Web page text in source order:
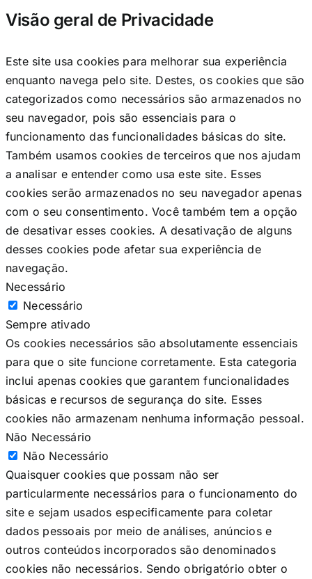
Visão geral de Privacidade
Este site usa cookies para melhorar sua experiência
enquanto navega pelo site. Destes, os cookies que são
categorizados como necessários são armazenados no
seu navegador, pois são essenciais para o
funcionamento das funcionalidades básicas do site.
Também usamos cookies de terceiros que nos ajudam
a analisar e entender como usa este site. Esses
cookies serão armazenados no seu navegador apenas
com o seu consentimento. Você também tem a opção
de desativar esses cookies. A desativação de alguns
desses cookies pode afetar sua experiência de
navegação.
Necessário
Necessário
Sempre ativado
Os cookies necessários são absolutamente essenciais
para que o site funcione corretamente. Esta categoria
inclui apenas cookies que garantem funcionalidades
básicas e recursos de segurança do site. Esses
cookies não armazenam nenhuma informação pessoal.
Não Necessário
Não Necessário
Quaisquer cookies que possam não ser
particularmente necessários para o funcionamento do
site e sejam usados especificamente para coletar
dados pessoais por meio de análises, anúncios e
outros conteúdos incorporados são denominados
cookies não necessários. Sendo obrigatório obter o